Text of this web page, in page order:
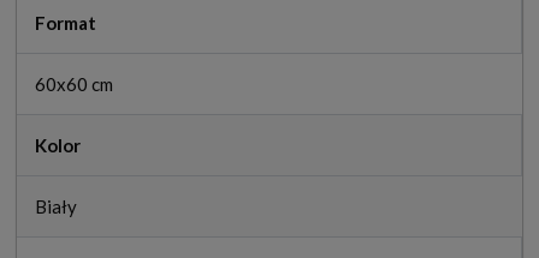
Format
60x60 cm
Kolor
Biały